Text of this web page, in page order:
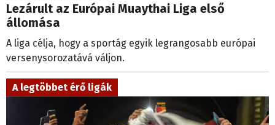
Lezárult az Európai Muaythai Liga első
állomása
A liga célja, hogy a sportág egyik legrangosabb európai
versenysorozatává váljon.
A legtöbbet érő ligák